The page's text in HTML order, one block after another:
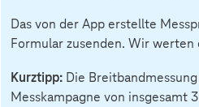
Das von der App erstellte
Formular zusenden. Wir
Kurztipp: Die
Messkampagne von insgesamt